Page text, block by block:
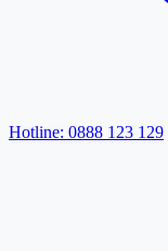
Hotline: 0888 123 129